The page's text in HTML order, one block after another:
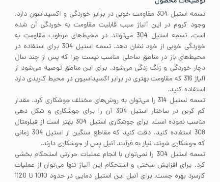
تسمه استیل 304 مقاومت خوبی در برابر خوردگی و اکسیداسون دارد.
وجود کروم در این آلیاژ سبب قابلیت مقاومت به خوردگی آن شده
است. تسمه استیل 304 می‌تواند در محیط‌های مرطوب مقاومت به
خوردگی خوبی از خود نشان دهد. تسمه استیل 304 برای استفاده در
محیط‌های باز در مناطق ساحلی مناسب نیست چرا که پس از چند سال
دچار خوردگی و زنگ زدگی می‌شود. برای این مناطق توصیه می‌شود از
آلیاژ 316 که مقاومت بهتری در برابر اکسیداسیون در محیط کلریدی دارد
استفاده کنید.
تسمه لستیل 314 را می‌توان به روش‌های مختلف جوشکاری کرد. مقدار
کم کربن در ساختار استیل 304 آن را برای جوشکاری و شکل دهی
مناسب نموده است. برای جوشکاری استیل 304 بهتر است از فیلرمتال
308 استفاده کنید. دقت کنید که مقاطع سنگین از استیل 304 زمانی
که جوشکاری شوند، نیاز به فرآیند آنیل پس از جوشکاری دارند.
تسمه استیل 304 را نمی‌توان با انجام عملیات حرارتی استحکام بخشی
کرد. برای افزایش سختی و استحکام این آلیاژ تنها می‌توان از عملیات
کارسرد بهره جست. برای آنیل این استیل دمایی در حدود 1010 تا 1120